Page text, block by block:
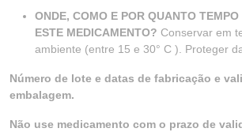
ONDE, COMO E POR QUANTO
ESTE MEDICAMENTO? Conservar em
ambiente (entre 15 e 30° C ). Proteger
Número de lote e datas de fabricação e
embalagem.
Não use medicamento com o prazo de